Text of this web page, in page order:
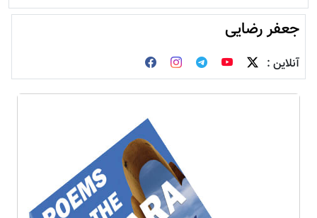
جعفر رضایی
آنلاین :